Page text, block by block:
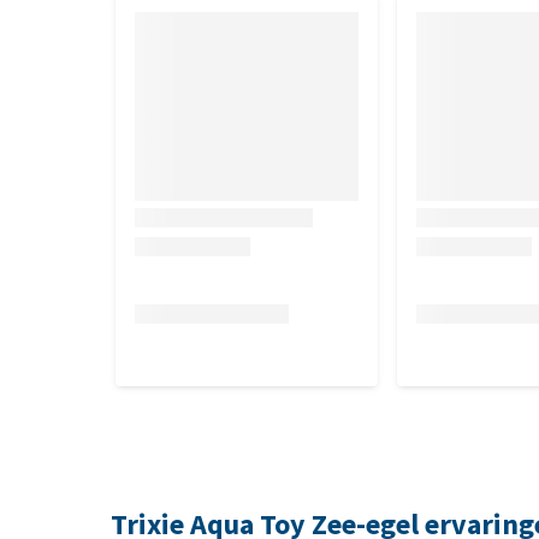
Trixie Aqua Toy Zee-egel